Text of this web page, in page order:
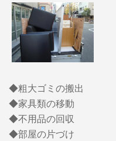
◆粗大ゴミの搬出
◆家具類の移動
◆不用品の回収
◆部屋の片づけ